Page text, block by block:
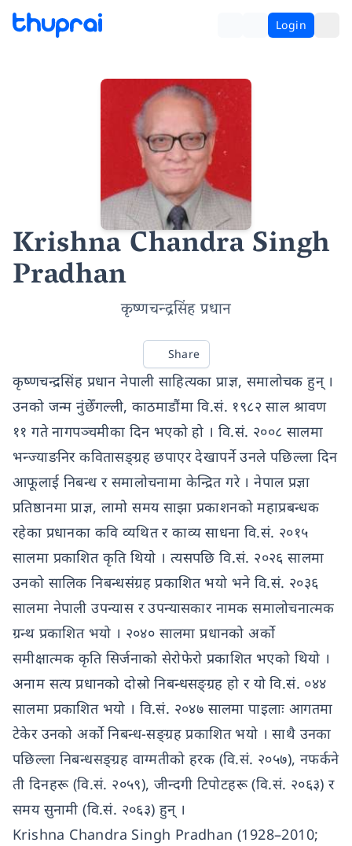
Login
Krishna Chandra Singh
Pradhan
कृष्णचन्द्रसिंह प्रधान
Share
कृष्णचन्द्रसिंह प्रधान नेपाली साहित्यका प्राज्ञ, समालोचक हुन् ।
उनको जन्म नुंछेँगल्ली, काठमाडौंमा वि.सं. १९८२ साल श्रावण
११ गते नागपञ्चमीका दिन भएको हो । वि.सं. २००८ सालमा
भन्ज्याङनिर कवितासङ्ग्रह छपाएर देखापर्ने उनले पछिल्ला दिन
आफूलाई निबन्ध र समालोचनामा केन्द्रित गरे । नेपाल प्रज्ञा
प्रतिष्ठानमा प्राज्ञ, लामो समय साझा प्रकाशनको महाप्रबन्धक
रहेका प्रधानका कवि व्यथित र काव्य साधना वि.सं. २०१५
सालमा प्रकाशित कृति थियो । त्यसपछि वि.सं. २०२६ सालमा
उनको सालिक निबन्धसंग्रह प्रकाशित भयो भने वि.सं. २०३६
सालमा नेपाली उपन्यास र उपन्यासकार नामक समालोचनात्मक
ग्रन्थ प्रकाशित भयो । २०४० सालमा प्रधानको अर्को
समीक्षात्मक कृति सिर्जनाको सेरोफेरो प्रकाशित भएको थियो ।
अनाम सत्य प्रधानको दोस्रो निबन्धसङ्ग्रह हो र यो वि.सं. ०४४
सालमा प्रकाशित भयो । वि.सं. २०४७ सालमा पाइलाः आगतमा
टेकेर उनको अर्को निबन्ध-सङ्ग्रह प्रकाशित भयो । साथै उनका
पछिल्ला निबन्धसङ्ग्रह वाग्मतीको हरक (वि.सं. २०५७), नफर्कने
ती दिनहरू (वि.सं. २०५९), जीन्दगी टिपोटहरू (वि.सं. २०६३) र
समय सुनामी (वि.सं. २०६३) हुन् ।
Krishna Chandra Singh Pradhan (1928–2010;